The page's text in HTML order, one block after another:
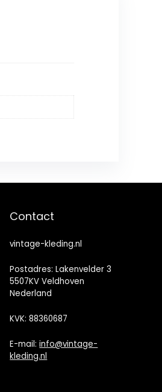
Contact
vintage-kleding.nl
Postadres: Lakenvelder 3
5507KV Veldhoven
Nederland
KVK: 88360687
E-mail:info@vintage-
kleding.nl